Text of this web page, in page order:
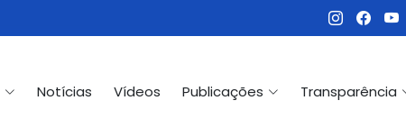
Notícias Vídeos Publicações Transparência